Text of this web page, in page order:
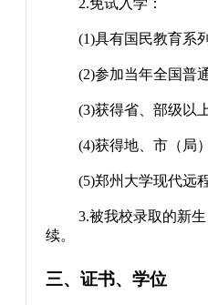
(1)具有国民教育系
(2)参加当年全国普
(3)获得省、部级以
(4)获得地、市（局
(5)郑州大学现代远
3.被我校录取的新
续。
三、证书、学位